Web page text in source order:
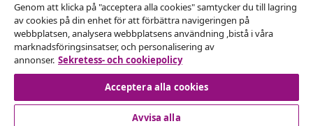
Avbryta avtalet
Skicka in en begäran om uttag för din beställning.
Avbryta avtalet
Genom att klicka på "acceptera alla cookies" samtycker du till lagring
av cookies på din enhet för att förbättra navigeringen på
webbplatsen, analysera webbplatsens användning ,bistå i våra
marknadsföringsinsatser, och personalisering av
annonser. Sekretess- och cookiepolicy
Acceptera alla cookies
Avvisa alla